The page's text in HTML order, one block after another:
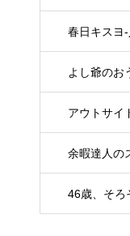
春日キスヨ
よし爺のお
アウトサイ
余暇達人の
46歳、そろ